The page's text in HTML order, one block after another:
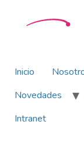
Inicio
Novedades
Intranet